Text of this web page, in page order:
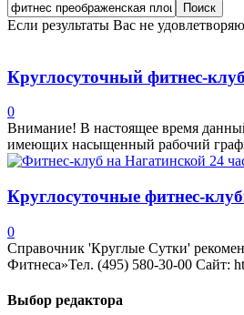
Если результаты Вас не
Круглосуточный фитнес-
0
Внимание! В настоящее время
имеющих насыщенный рабочий
Круглосуточные фитнес-
0
Справочник 'Круглые Сутки'
Фитнеса»Тел. (495) 580-30-00 Сайт:
Выбор редактора